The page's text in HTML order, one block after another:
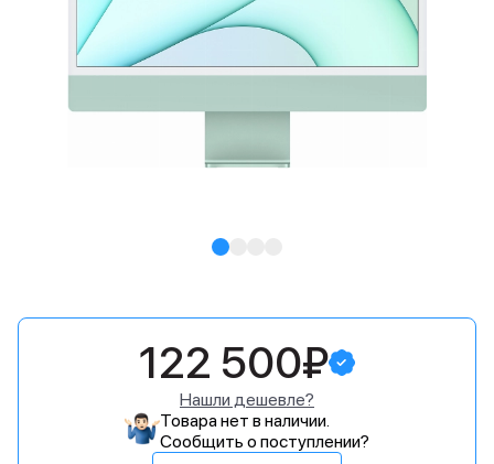
122 500₽
Нашли дешевле?
Товара нет в наличии.
Сообщить о поступлении?